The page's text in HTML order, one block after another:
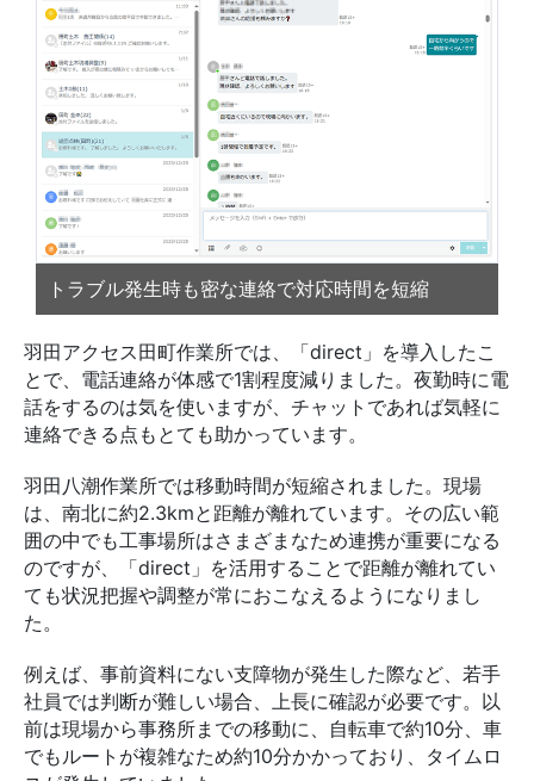
トラブル発生時も密な連絡で対応時間を短縮
羽田アクセス田町作業所では、「direct」を導入したこ
とで、電話連絡が体感で1割程度減りました。夜勤時に電
話をするのは気を使いますが、チャットであれば気軽に
連絡できる点もとても助かっています。
羽田八潮作業所では移動時間が短縮されました。現場
は、南北に約2.3kmと距離が離れています。その広い範
囲の中でも工事場所はさまざまなため連携が重要になる
のですが、「direct」を活用することで距離が離れてい
ても状況把握や調整が常におこなえるようになりまし
た。
例えば、事前資料にない支障物が発生した際など、若手
社員では判断が難しい場合、上長に確認が必要です。以
前は現場から事務所までの移動に、自転車で約10分、車
でもルートが複雑なため約10分かかっており、タイムロ